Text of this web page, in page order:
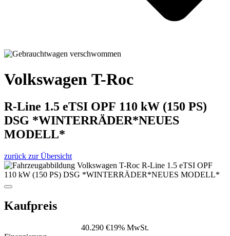
Volkswagen T-Roc
R-Line 1.5 eTSI OPF 110 kW (150 PS)
DSG *WINTERRÄDER*NEUES
MODELL*
zurück zur Übersicht
Kaufpreis
40.290 €19% MwSt.